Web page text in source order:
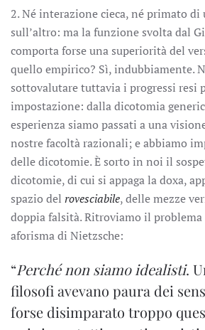
2. Né interazione cieca, né primato
sull’altro: ma la funzione svolta dal
comporta forse una superiorità del
quello empirico? Sì, indubbiamente.
sottovalutare tuttavia i progressi resi
impostazione: dalla dicotomia
esperienza siamo passati a una
nostre facoltà razionali; e abbiamo
delle dicotomie. È sorto in noi il
dicotomie, di cui si appaga la doxa,
spazio del rovesciabile, delle mezze
doppia falsità. Ritroviamo il
aforisma di Nietzsche:
“Perché non siamo idealisti.
filosofi avevano paura dei
forse disimparato troppo